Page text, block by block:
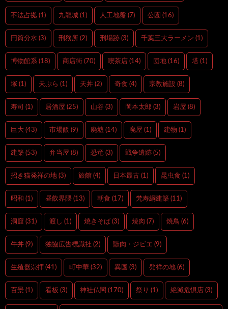
不法占拠 (1) 九龍城 (1) 人工地盤 (7) 公園 (16)
円筒分水 (3) 刑務所 (2) 刑場跡 (3) 千葉三大ラーメン (1)
博物館系 (18) 商店街 (70) 喫茶店 (14) 団地 (16) 塔 (1)
塚 (1) 天ぷら (1) 天丼 (2) 奇食 (4) 宗教施設 (8)
寿司 (1) 居酒屋 (25) 山谷 (3) 岡本太郎 (3) 岩屋 (8)
巨大 (43) 市場飯 (9) 廃墟 (14) 廃屋 (1) 建物 (1)
建築 (53) 弁当屋 (8) 恐竜 (3) 戦争遺跡 (5)
招き猫発祥の地 (3) 旅館 (4) 日本最古 (1) 昆虫食 (1)
昭和 (1) 昼飲界隈 (13) 朝食 (17) 梵寿綱建築 (11)
洞窟 (31) 渡し (1) 焼きそば (3) 焼肉 (7) 焼鳥 (6)
牛丼 (9) 独協広告標識社 (2) 獣肉・ジビエ (9)
生殖器崇拝 (41) 町中華 (32) 異国 (3) 発祥の地 (6)
百景 (1) 看板 (3) 神社仏閣 (170) 祭り (1) 絶滅危惧店 (3)